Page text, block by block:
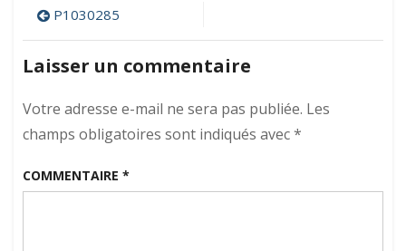
Navigation
de
l’article
P1030285
Laisser un commentaire
Votre adresse e-mail ne sera pas publiée. Les
champs obligatoires sont indiqués avec*
COMMENTAIRE *